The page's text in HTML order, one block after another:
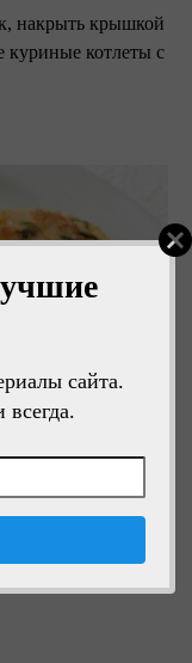
сайта.
накрыть крышкой
куриные котлеты с